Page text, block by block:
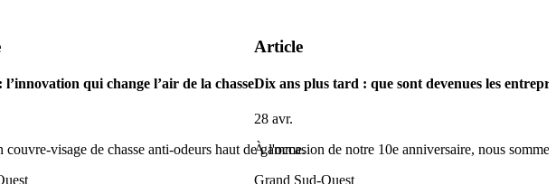
l’innovation qui change l’air de la chasse
couvre-visage de chasse anti-odeurs haut de gamme.
Article
Dix ans plus tard : que sont devenues les
28 avr.
À l'occasion de notre 10e anniversaire, nous
Grand Sud-Ouest